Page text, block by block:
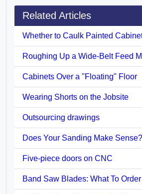
Related Articles
Whether to Caulk Painted
Roughing Up a Wide-Belt Feed
Cabinets Over a "Floating" Floor
Wearing Shorts on the Jobsite
Outsourcing drawings
Does Your Sanding Make Sense?
Five-piece doors on CNC
Band Saw Blades: What To Order